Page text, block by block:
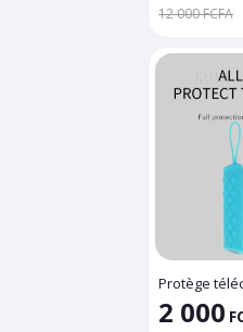
12 000 FCFA
Protège
2 000